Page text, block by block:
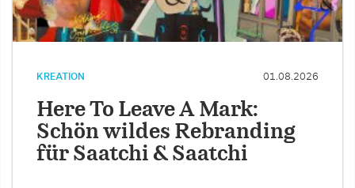
KREATION 01.08.2026
Here To Leave A Mark:
Schön wildes Rebranding
für Saatchi & Saatchi